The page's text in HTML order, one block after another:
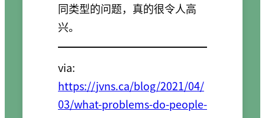
同类型的问题，真的很令人高
兴。
via:
https://jvns.ca/blog/2021/04/
03/what-problems-do-people-